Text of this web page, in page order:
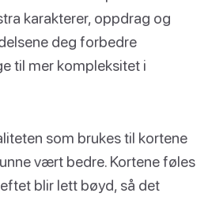
karakterer, oppdrag og
deg forbedre
til mer kompleksitet i
som brukes til kortene
vært bedre. Kortene føles
blir lett bøyd, så det